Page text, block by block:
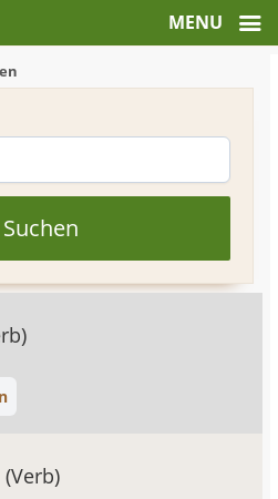
Suchen
(Verb)